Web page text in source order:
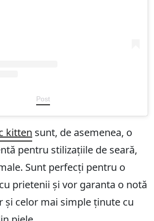
Post
kitten sunt, de asemenea, o
pentru stilizațiile de seară,
Sunt perfecți pentru o
prietenii și vor garanta o notă
și celor mai simple ținute cu